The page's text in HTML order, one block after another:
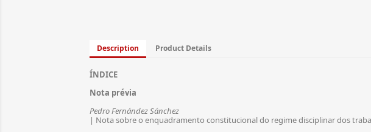
Description Product Details
ÍNDICE
Nota prévia
Pedro Fernández Sánchez
| Nota sobre o enquadramento constitucional do regime disciplinar dos